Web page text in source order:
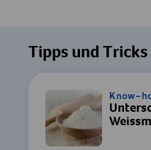
Ihre Zustimmung
durch YouTube
Tipps und Tricks
Know-